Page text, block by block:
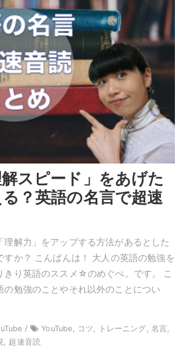
スピード」をあげた
？英語の名言で超速
理解力」をアップする方法があるとした
すか？ こんばんは！ 大人の英語の勉強を
きり英語のススメ☆のめぐぺ。です。 こ
の勉強のことやそれ以外のことについ
/
YouTube, コツ, トレーニング, 名言,
, 超速音読